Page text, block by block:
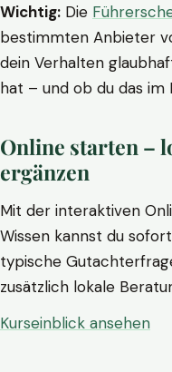
Wichtig: Die
bestimmten Anbieter
dein Verhalten
hat – und ob du das im
Online starten –
ergänzen
Mit der interaktiven
Wissen kannst du
typische
zusätzlich lokale
Kurseinblick ansehen